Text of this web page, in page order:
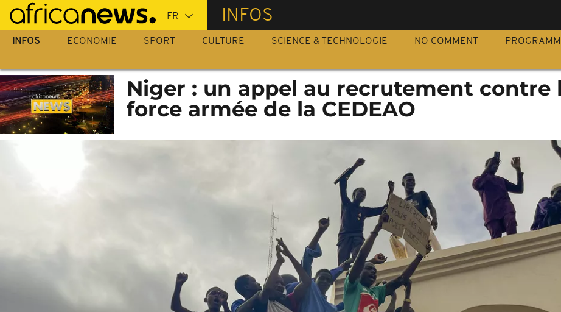
Passer
au
contenu
INFOS
INFOS ECONOMIE SPORT CULTURE SCIENCE & TECHNOLOGIE NO COMMENT
Niger : un appel au recrutement contre
force armée de la CEDEAO